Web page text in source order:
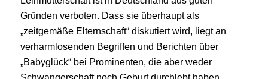
Gründen verboten. Dass sie überhaupt als
„zeitgemäße Elternschaft“ diskutiert wird, liegt an
verharmlosenden Begriffen und Berichten über
„Babyglück“ bei Prominenten, die aber weder